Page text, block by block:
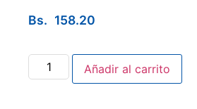
Bs. 158.20
Añadir al carrito